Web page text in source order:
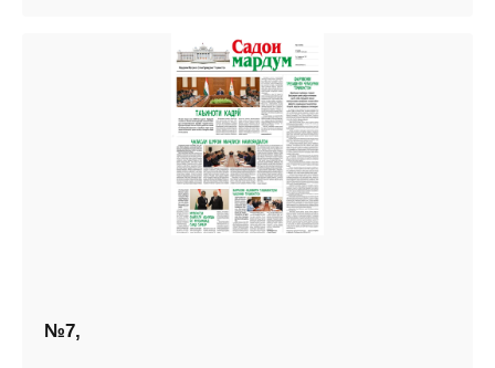
№7,